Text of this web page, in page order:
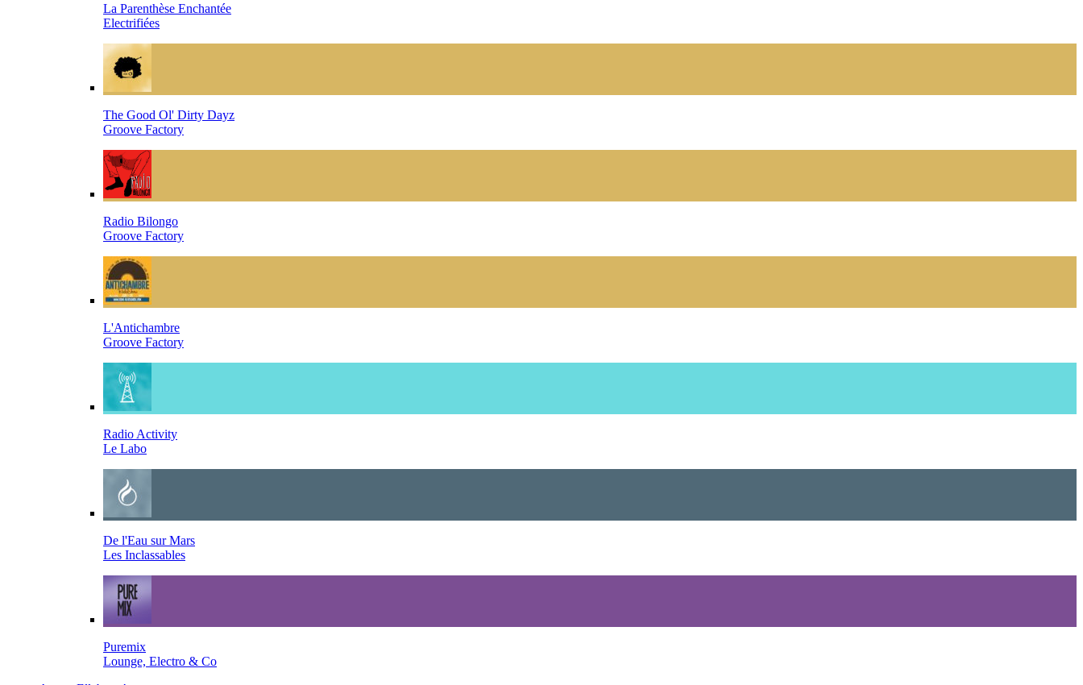
La Parenthèse Enchantée
Electrifiées
The Good Ol' Dirty Dayz
Groove Factory
Radio Bilongo
Groove Factory
L'Antichambre
Groove Factory
Radio Activity
Le Labo
De l'Eau sur Mars
Les Inclassables
Puremix
Lounge, Electro & Co